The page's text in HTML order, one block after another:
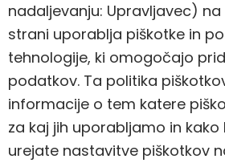
nadaljevanju: Upravljavec)
strani uporablja piškotke in
tehnologije, ki omogočajo
podatkov. Ta politika
informacije o tem katere
za kaj jih uporabljamo in kako
urejate nastavitve piškotkov